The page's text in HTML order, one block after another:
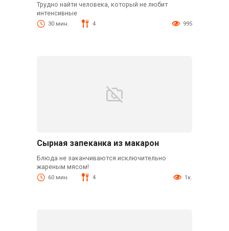
Трудно найти человека, который не любит
интенсивные
30 мин. 4 995
Сырная запеканка из макарон
Блюда не заканчиваются исключительно
жареным мясом!
60 мин. 4 1к.